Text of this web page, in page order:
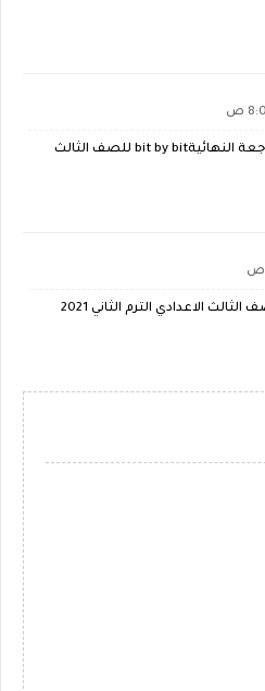
ممكن تجيب اجابات كتاب المراجعة النهائيةbit by bit للصف الثالث
تمن فضلكنزل حل TEST 8 للصف الثالث الاعدادي الترم الثاني 2021